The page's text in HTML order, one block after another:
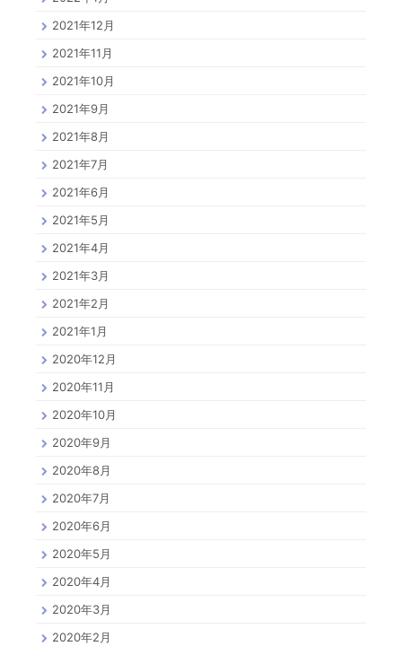
2021年12月
2021年11月
2021年10月
2021年9月
2021年8月
2021年7月
2021年6月
2021年5月
2021年4月
2021年3月
2021年2月
2021年1月
2020年12月
2020年11月
2020年10月
2020年9月
2020年8月
2020年7月
2020年6月
2020年5月
2020年4月
2020年3月
2020年2月